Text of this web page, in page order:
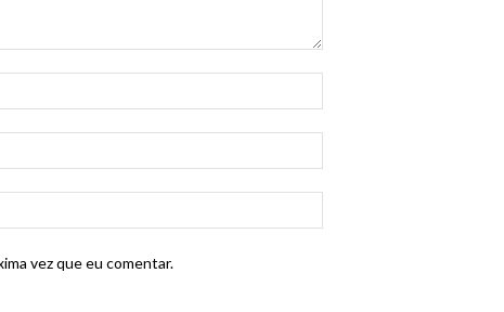
vez que eu comentar.